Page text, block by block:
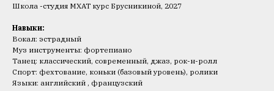
Школа -студия МХАТ курс Брусникиной, 2027
Навыки:
Вокал: эстрадный
Муз инструменты: фортепиано
Танец: классический, современный, джаз, рок-н-ролл
Спорт: фехтование, коньки (базовый уровень), ролики
Языки: английский , французский